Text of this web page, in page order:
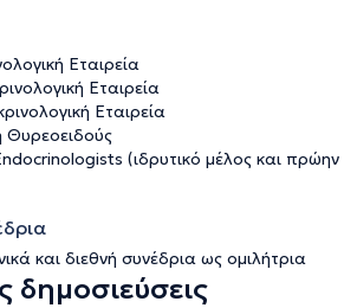
Εταιρεία
Εταιρεία
Εταιρεία
(ιδρυτικό μέλος και πρώην
και διεθνή συνέδρια ως ομιλήτρια
δημοσιεύσεις